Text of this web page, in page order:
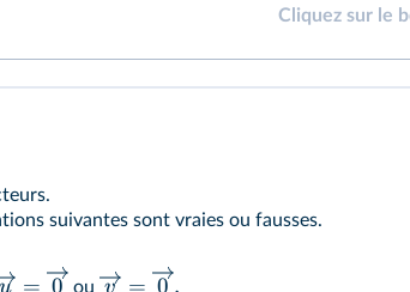
Cliquez sur le
suivantes sont vraies ou fausses.
= 0 ou = 0 .